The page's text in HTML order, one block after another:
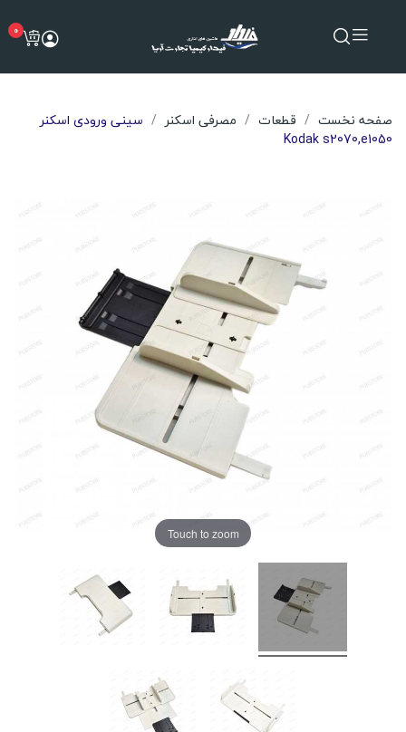
0
صفحه نخست قطعات مصرفی اسکنر
سینی ورودی اسکنر
Kodak s2070,e1050
Touch to zoom